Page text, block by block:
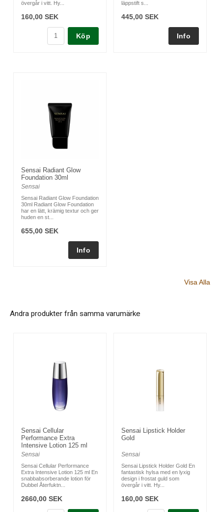
övergår i vitt. Hy...
160,00 SEK
Köp
läppstift s...
445,00 SEK
Sensai Radiant Glow
Foundation 30ml
Sensai
Sensai Radiant Glow Foundation
30ml Radiant Glow Foundation
har en lätt, krämig textur och ger
huden en st...
655,00 SEK
Visa Alla
Andra produkter från samma varumärke
Sensai Cellular
Performance Extra
Intensive Lotion 125 ml
Sensai
Sensai Cellular Performance
Extra Intensive Lotion 125 ml En
snabbabsorberande lotion för
Dubbel Återfuktn...
2660,00 SEK
Sensai Lipstick Holder
Gold
Sensai
Sensai Lipstick Holder Gold En
fantastisk hylsa med en lyxig
design i frostat guld som
övergår i vitt. Hy...
160,00 SEK